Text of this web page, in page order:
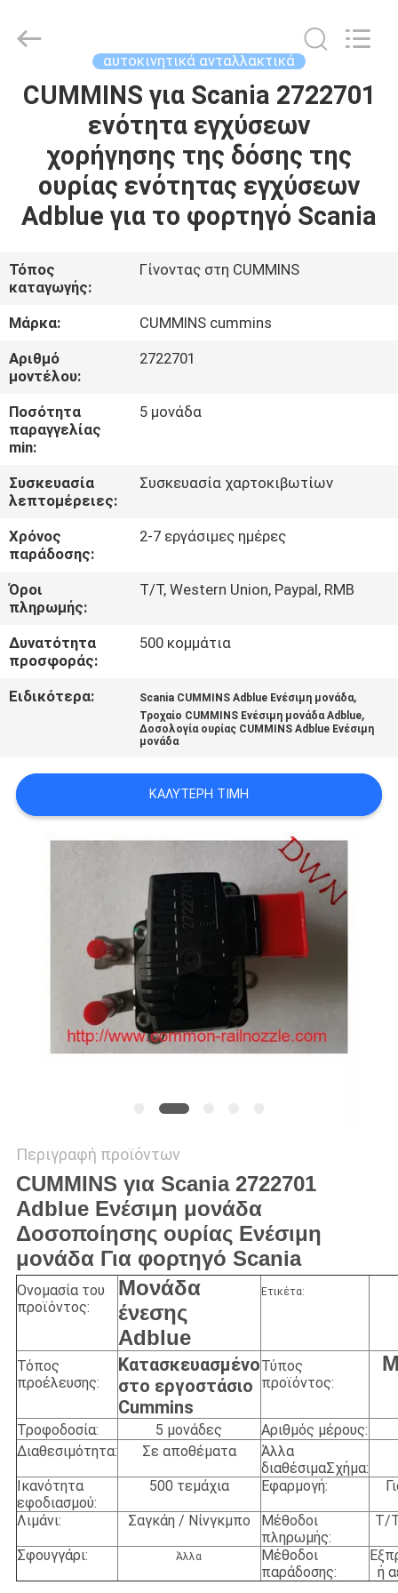
ΣΠΊΤΙ
ΠΡΟΪΌΝΤΑ
ΠΕΡΊΠΟΥ
ΓΎΡΟΣ
ΕΡΓΟΣΤΑΣΊΩΝ
ΠΟΙΟΤΙΚΌΣ
ΈΛΕΓΧΟΣ
ΜΑΣ
ΕΛΆΤΕ
ΣΕ
ΕΠΑΦΉ
ΜΕ
ΖΗΤΉΣΤΕ
ΈΝΑ
ΑΠΌΣΠΑΣΜΑ
PRIVACY
POLICY
Parts
Co.,LTD.
Reserved.
αυτοκινητικά ανταλλακτικά
CUMMINS για Scania 2722701
ενότητα εγχύσεων
χορήγησης της δόσης της
ουρίας ενότητας εγχύσεων
Adblue για το φορτηγό Scania
Τόπος
καταγωγής:
Γίνοντας στη CUMMINS
Μάρκα:
CUMMINS cummins
Αριθμό
μοντέλου:
2722701
Ποσότητα
παραγγελίας
min:
5 μονάδα
Συσκευασία
λεπτομέρειες:
Συσκευασία χαρτοκιβωτίων
Χρόνος
παράδοσης:
2-7 εργάσιμες ημέρες
Όροι
πληρωμής:
T/T, Western Union, Paypal, RMB
Δυνατότητα
προσφοράς:
500 κομμάτια
Ειδικότερα: Scania CUMMINS Adblue Ενέσιμη μονάδα,
Τροχαίο CUMMINS Ενέσιμη μονάδα Adblue,
Δοσολογία ουρίας CUMMINS Adblue Ενέσιμη
μονάδα
ΚΑΛΎΤΕΡΗ ΤΙΜΉ
Περιγραφή προϊόντων
CUMMINS για Scania 2722701
Adblue Ενέσιμη μονάδα
Δοσοποίησης ουρίας Ενέσιμη
μονάδα Για φορτηγό Scania
Ονομασία του
προϊόντος:
Μονάδα
ένεσης
Adblue
Ετικέτα:
Τόπος
προέλευσης:
Κατασκευασμένο
στο εργοστάσιο
Cummins
Τύπος
προϊόντος:
Τροφοδοσία: 5 μονάδες
Αριθμός μέρους:
Διαθεσιμότητα:
Σε αποθέματα
Άλλα
διαθέσιμαΣχήμα:
Ικανότητα
εφοδιασμού:
500 τεμάχια Εφαρμογή:
Λιμάνι: Σαγκάη / Νίνγκμπο
Μέθοδοι
πληρωμής:
T/
Σφουγγάρι: Άλλα
Μέθοδοι
παράδοσης:
ή